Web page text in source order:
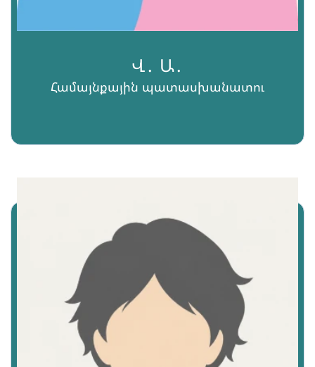
Վ․ Ա․
Համայնքային պատասխանատու